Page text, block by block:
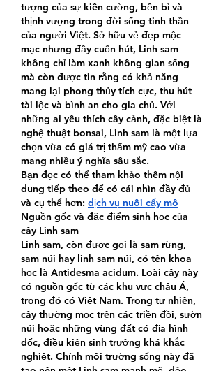
tượng của sự kiên cường, bền bỉ và
thịnh vượng trong đời sống tinh thần
của người Việt. Sở hữu vẻ đẹp mộc
mạc nhưng đầy cuốn hút, Linh sam
không chỉ làm xanh không gian sống
mà còn được tin rằng có khả năng
mang lại phong thủy tích cực, thu hút
tài lộc và bình an cho gia chủ. Với
những ai yêu thích cây cảnh, đặc biệt là
nghệ thuật bonsai, Linh sam là một lựa
chọn vừa có giá trị thẩm mỹ cao vừa
mang nhiều ý nghĩa sâu sắc.
Bạn đọc có thể tham khảo thêm nội
dung tiếp theo để có cái nhìn đầy đủ
và cụ thể hơn: dịch vụ nuôi cấy mô
Nguồn gốc và đặc điểm sinh học của
cây Linh sam
Linh sam, còn được gọi là sam rừng,
sam núi hay linh sam núi, có tên khoa
học là Antidesma acidum. Loài cây này
có nguồn gốc từ các khu vực châu Á,
trong đó có Việt Nam. Trong tự nhiên,
cây thường mọc trên các triền đồi, sườn
núi hoặc những vùng đất có địa hình
dốc, điều kiện sinh trưởng khá khắc
nghiệt. Chính môi trường sống này đã